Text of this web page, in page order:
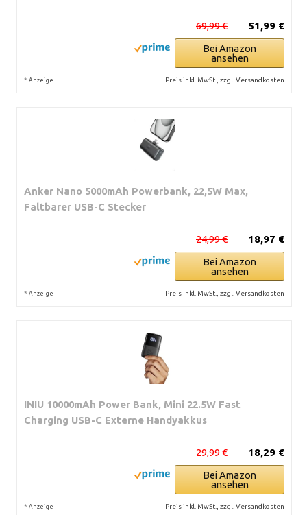
51,99 €
69,99 €
Bei Amazon
ansehen
* Anzeige Preis inkl. MwSt., zzgl. Versandkosten
Anker Nano 5000mAh Powerbank, 22,5W Max,
Faltbarer USB-C Stecker
18,97 €
24,99 €
Bei Amazon
ansehen
* Anzeige Preis inkl. MwSt., zzgl. Versandkosten
INIU 10000mAh Power Bank, Mini 22.5W Fast
Charging USB-C Externe Handyakkus
18,29 €
29,99 €
Bei Amazon
ansehen
* Anzeige Preis inkl. MwSt., zzgl. Versandkosten